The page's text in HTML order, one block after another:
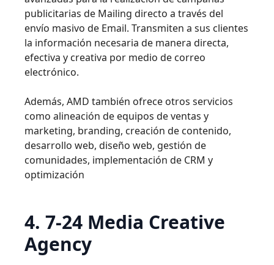
publicitarias de Mailing directo a través del
envío masivo de Email. Transmiten a sus clientes
la información necesaria de manera directa,
efectiva y creativa por medio de correo
electrónico.
Además, AMD también ofrece otros servicios
como alineación de equipos de ventas y
marketing, branding, creación de contenido,
desarrollo web, diseño web, gestión de
comunidades, implementación de CRM y
optimización
4. 7-24 Media Creative
Agency